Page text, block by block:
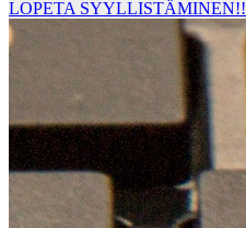
LOPETA SYYLLISTÄMINEN!!